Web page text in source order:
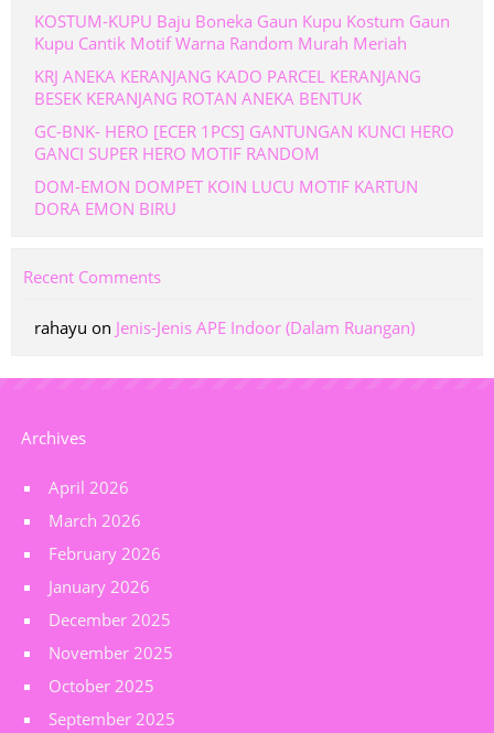
KOSTUM-KUPU Baju Boneka Gaun Kupu Kostum Gaun
Kupu Cantik Motif Warna Random Murah Meriah
KRJ ANEKA KERANJANG KADO PARCEL KERANJANG
BESEK KERANJANG ROTAN ANEKA BENTUK
GC-BNK- HERO [ECER 1PCS] GANTUNGAN KUNCI HERO
GANCI SUPER HERO MOTIF RANDOM
DOM-EMON DOMPET KOIN LUCU MOTIF KARTUN
DORA EMON BIRU
Recent Comments
rahayu on Jenis-Jenis APE Indoor (Dalam Ruangan)
Archives
April 2026
March 2026
February 2026
January 2026
December 2025
November 2025
October 2025
September 2025